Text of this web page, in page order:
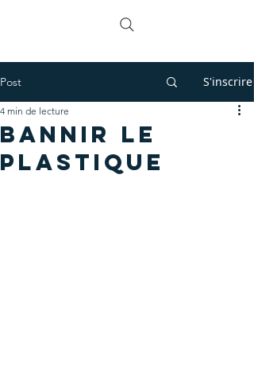
Post S'inscrire
Bannir le
plastique
4 min de lecture